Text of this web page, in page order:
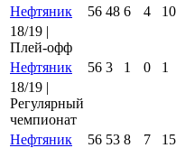
Нефтяник
56 48 6 4 10
18/19 |
Плей-офф
Нефтяник
56 3 1 0 1
18/19 |
Регулярный
чемпионат
Нефтяник
56 53 8 7 15